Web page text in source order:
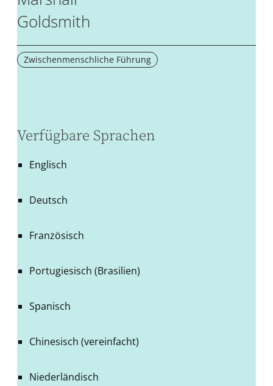
Goldsmith
Zwischenmenschliche Führung
Verfügbare Sprachen
Englisch
Deutsch
Französisch
Portugiesisch (Brasilien)
Spanisch
Chinesisch (vereinfacht)
Niederländisch